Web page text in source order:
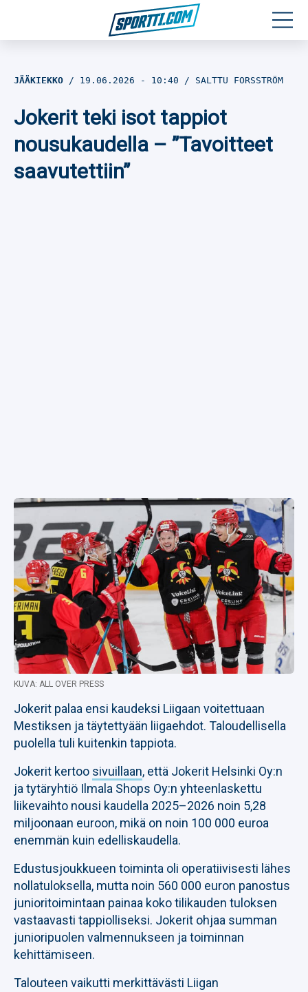
Jalkapallo
Yleisurheilu
JÄÄKIEKKO 19.06.2026 - 10:40 SALTTU FORSSTRÖM
Jokerit teki isot tappiot
nousukaudella – ”Tavoitteet
saavutettiin”
KUVA: ALL OVER PRESS
Jokerit palaa ensi kaudeksi Liigaan voitettuaan
Mestiksen ja täytettyään liigaehdot. Taloudellisella
puolella tuli kuitenkin tappiota.
Jokerit kertoo sivuillaan, että Jokerit Helsinki Oy:n
ja tytäryhtiö Ilmala Shops Oy:n yhteenlaskettu
liikevaihto nousi kaudella 2025–2026 noin 5,28
miljoonaan euroon, mikä on noin 100 000 euroa
enemmän kuin edelliskaudella.
Edustusjoukkueen toiminta oli operatiivisesti lähes
nollatuloksella, mutta noin 560 000 euron panostus
junioritoimintaan painaa koko tilikauden tuloksen
vastaavasti tappiolliseksi. Jokerit ohjaa summan
junioripuolen valmennukseen ja toiminnan
kehittämiseen.
Talouteen vaikutti merkittävästi Liigan